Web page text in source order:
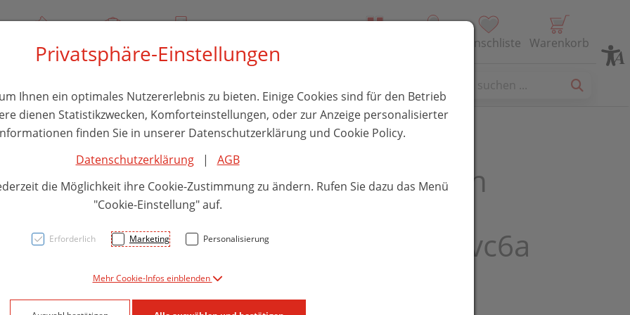
Über uns Rezept-Anfrage Service Wunschliste Warenkorb
Vitamin C Kapseln
Encapsulations Lvc6a
Privatsphäre-Einstellungen
Ihnen ein optimales Nutzererlebnis zu bieten. Einige Cookies sind für den Betrieb
dienen Statistikzwecken, Komforteinstellungen, oder zur Anzeige personalisierter
finden Sie in unserer Datenschutzerklärung und Cookie Policy.
Datenschutzerklärung| AGB
die Möglichkeit ihre Cookie-Zustimmung zu ändern. Rufen Sie dazu das Menü
"Cookie-Einstellung" auf.
Erforderlich Marketing Personalisierung
Mehr Cookie-Infos einblenden